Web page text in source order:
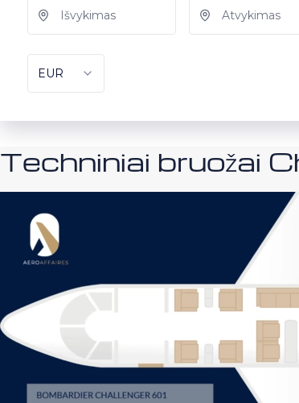
Techniniai bruožai